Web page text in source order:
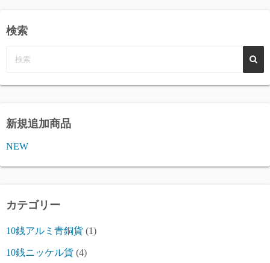
検索
新規追加商品
NEW
カテゴリー
10銭アルミ青銅貨 (1)
10銭ニッケル貨 (4)